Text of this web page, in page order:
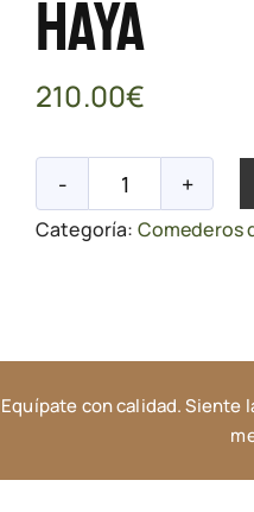
Haya
210.00€
Comedero
+
X50MB
Botella
Categoría: Comederos
Equípate con calidad. Siente